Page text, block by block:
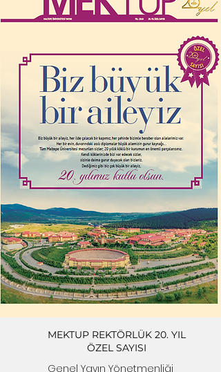
MEKTUP REKTÖRLÜK 20. YIL
ÖZEL SAYISI
Genel Yayın Yönetmenliği